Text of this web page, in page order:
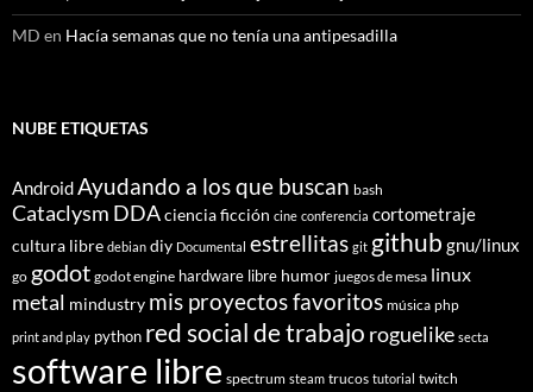
MD en Hacía semanas que no tenía una antipesadilla
NUBE ETIQUETAS
AndroidAyudando a los que buscan bash
Cataclysm DDAciencia ficción cine conferencia cortometraje
cultura libre debian diy Documental estrellitas git github gnu/linux
go godot godot engine hardware libre humor juegos de mesa linux
metal mindustry mis proyectos favoritos música php
print and play python red social de trabajo roguelike secta
software libre spectrum steam trucos tutorial twitch